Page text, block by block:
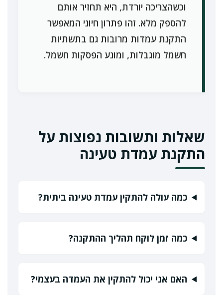
וכשהצריכה יורדת, היא תחזיר אותם
להספק מלא. זהו פתרון חיוני המאפשר
התקנת עמדות מרובות גם בתשתיות
חשמל מוגבלות, ומונע הפסקות חשמל.
שאלות ותשובות נפוצות על
התקנת עמדת טעינה
כמה עולה להתקין עמדת טעינה ביתית?
כמה זמן לוקח תהליך ההתקנה?
האם אני יכול להתקין את העמדה בעצמי?